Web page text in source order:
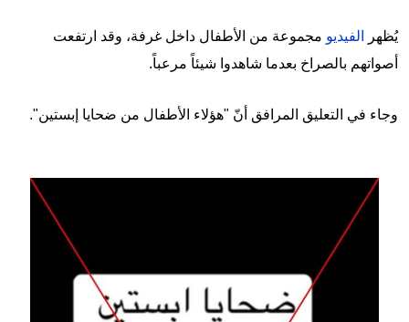
يُظهر الفيديو مجموعة من الأطفال داخل غرفة، وقد ارتفعت
أصواتهم بالصراخ بعدما شاهدوا شيئاً مرعباً.
وجاء في التعليق المرافق أنّ "هؤلاء الأطفال من ضحايا إبستين".
Image